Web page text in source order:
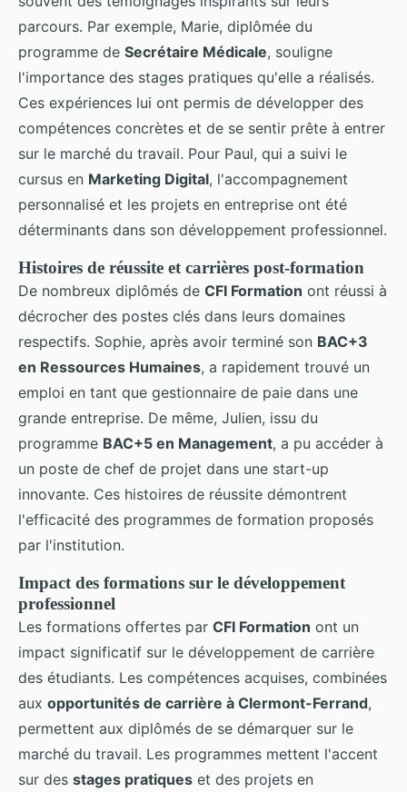
parcours. Par exemple, Marie, diplômée du
programme de Secrétaire Médicale, souligne
l'importance des stages pratiques qu'elle a réalisés.
Ces expériences lui ont permis de développer des
compétences concrètes et de se sentir prête à entrer
sur le marché du travail. Pour Paul, qui a suivi le
cursus en Marketing Digital, l'accompagnement
personnalisé et les projets en entreprise ont été
déterminants dans son développement professionnel.
Histoires de réussite et carrières post-formation
De nombreux diplômés de CFI Formation ont réussi à
décrocher des postes clés dans leurs domaines
respectifs. Sophie, après avoir terminé son BAC+3
en Ressources Humaines, a rapidement trouvé un
emploi en tant que gestionnaire de paie dans une
grande entreprise. De même, Julien, issu du
programme BAC+5 en Management, a pu accéder à
un poste de chef de projet dans une start-up
innovante. Ces histoires de réussite démontrent
l'efficacité des programmes de formation proposés
par l'institution.
Impact des formations sur le développement
professionnel
Les formations offertes par CFI Formation ont un
impact significatif sur le développement de carrière
des étudiants. Les compétences acquises, combinées
aux opportunités de carrière à Clermont-Ferrand,
permettent aux diplômés de se démarquer sur le
marché du travail. Les programmes mettent l'accent
sur des stages pratiques et des projets en